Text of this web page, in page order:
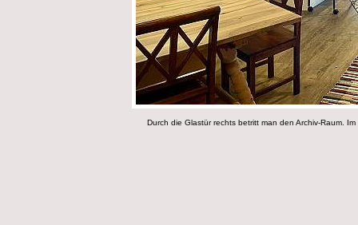
Durch die Glastür rechts betritt man den Archiv-Raum.